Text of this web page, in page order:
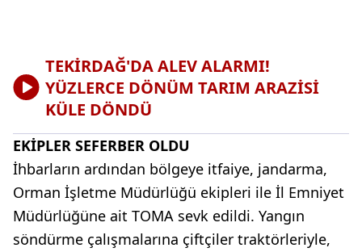
TEKİRDAĞ'DA ALEV ALARMI!
YÜZLERCE DÖNÜM TARIM ARAZİSİ
KÜLE DÖNDÜ
EKİPLER SEFERBER OLDU
İhbarların ardından bölgeye itfaiye, jandarma,
Orman İşletme Müdürlüğü ekipleri ile İl Emniyet
Müdürlüğüne ait TOMA sevk edildi. Yangın
söndürme çalışmalarına çiftçiler traktörleriyle,